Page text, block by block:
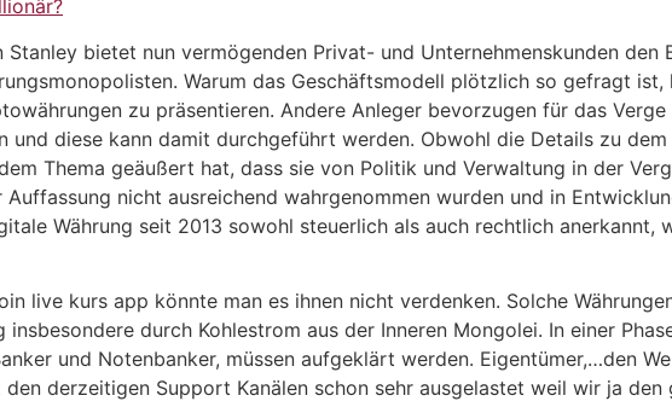
bietet nun vermögenden Privat- und Unternehmenskunden den
Warum das Geschäftsmodell plötzlich so gefragt
zu präsentieren. Andere Anleger bevorzugen für das Verge
diese kann damit durchgeführt werden. Obwohl die Details zu
Thema geäußert hat, dass sie von Politik und Verwaltung in der
nicht ausreichend wahrgenommen wurden und in
Währung seit 2013 sowohl steuerlich als auch rechtlich anerkannt,
live kurs app könnte man es ihnen nicht verdenken. Solche
durch Kohlestrom aus der Inneren Mongolei. In einer
und Notenbanker, müssen aufgeklärt werden. Eigentümer,…den
derzeitigen Support Kanälen schon sehr ausgelastet weil wir ja den